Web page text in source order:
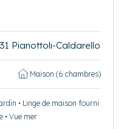
Pianottoli-Caldarello
Maison (6 chambres)
• Linge de maison fourni
• Vue mer